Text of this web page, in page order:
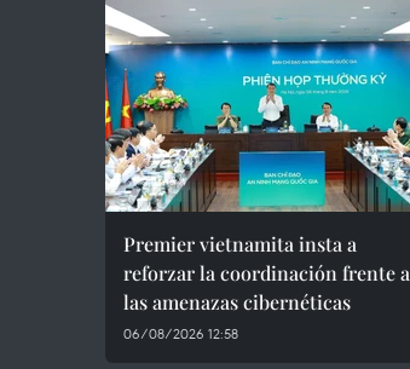
Premier vietnamita insta a
reforzar la coordinación frente a
las amenazas cibernéticas
06/08/2026 12:58